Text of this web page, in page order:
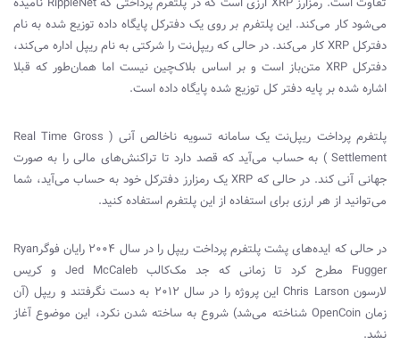
میشود کار میکند. این پلتفرم بر روی یک دفترکل پایگاه داده توزیع شده به نام
دفترکلXRPکار میکند. در حالی که ریپلنت را شرکتی به نام ریپل اداره میکند،
دفترکلXRP متن‌‌باز است و بر اساس بلاک‌چین نیست اما همان‌طور که قبلا
اشاره شده بر پایه دفتر کل توزیع شده پایگاه داده است.
پلتفرم پرداخت ریپلنت یک سامانه تسویه ناخالص آنی ( Real Time Gross
Settlement ) به حساب می‌آید که قصد دارد تا تراکنش‌های مالی را به صورت
جهانی آنی کند. در حالیکه XRPیک رمزارز دفترکل خود به حساب می‌آید، شما
می‌توانید از هر ارزی برای استفاده از این پلتفرم استفاده کنید.
در حالی که ایده‌‌های پشت پلتفرم پرداخت ریپل را در سال 2004 رایان فوگر‌
Ryan
Fugger مطرح کرد تا زمانی که جد مک‌کالب Jed McCalebو کریس
لارسونChris Larson
این پروژه را در سال 2012 به دست نگرفتند و ریپل (آن
زمانOpenCoin شناخته میشد) شروع به ساخته شدن نکرد، این موضوع آغاز
نشد.